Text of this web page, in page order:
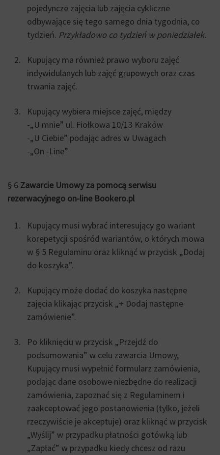
pojedyncze zajęcia lub zajęcia cykliczne
odbywające się tego samego dnia tygodnia, co
tydzień. Przykładowo co tydzień w poniedziałek.
Kupujący ma również prawo wyboru zajęć
indywidulanych lub zajęć grupowych oraz czas
trwania zajęć.
Kupujący wybiera miejsce zajęć, między
-„U mnie” ul. Fiołkowa 10/13 Kraków
-„U Ciebie” podając adres w Uwagach
-„On -Line”
§ 6 Zawarcie Umowy za pomocą serwisu
rezerwacyjnego on-line Bookero.pl
Kupujący musi wybrać interesujący go wariant
korepetycji spośród wariantów, o których mowa
w § 5 Regulaminu oraz kliknąć w przycisk „Dodaj
do koszyka”.
Kupujący może dodać do koszyka następne
zajęcia klikając przycisk „+ Dodaj następne
zamówienie”.
Po kliknięciu w przycisk „Przejdź do
podsumowania” w celu zawarcia Umowy,
Kupujący musi wypełnić formularz zamówienia,
podając dane osobowe niezbędne do realizacji
zamówienia, zapoznać się z Regulaminem i
zaakceptować jego postanowienia (tylko, jeżeli
rzeczywiście je akceptuje) oraz kliknąć w przycisk
„Wyślij” w przypadku płatności gotówką lub
„Zapłać” w przypadku kiedy chcesz od razu